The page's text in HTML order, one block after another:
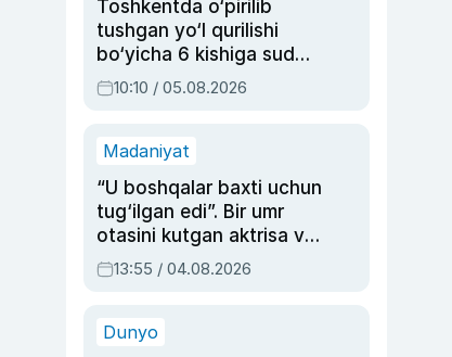
Toshkentda o‘pirilib
tushgan yo‘l qurilishi
bo‘yicha 6 kishiga sud
hukmi o‘qildi
10:10 / 05.08.2026
Madaniyat
“U boshqalar baxti uchun
tug‘ilgan edi”. Bir umr
otasini kutgan aktrisa va
dublyaj ustasi Rimma
Ahmedovaning
13:55 / 04.08.2026
Dunyo